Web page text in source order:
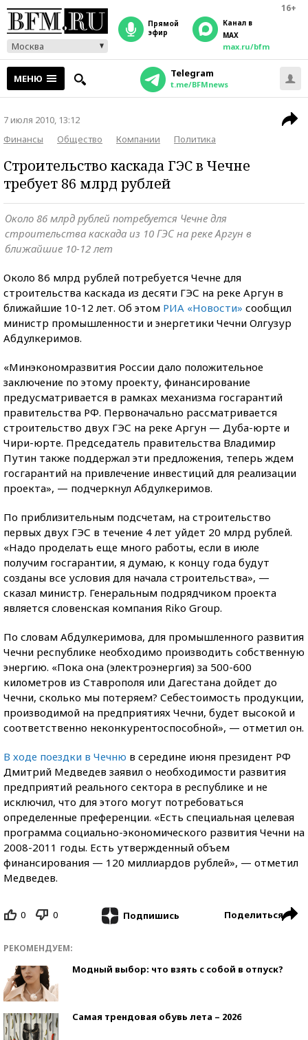
16+
Москва
прямой
эфир
Канал в
MAX
max.ru/bfm
МЕНЮ Telegram
t.me/BFMnews
7 июля 2010, 13:12
Финансы
Общество Компании Политика
Строительство каскада ГЭС в Чечне
требует 86 млрд рублей
Около 86 млрд рублей потребуется Чечне для
строительства каскада из 10 ГЭС на реке Аргун в
ближайшие 10-12 лет
Около 86 млрд рублей потребуется Чечне для
строительства каскада из десяти ГЭС на реке Аргун в
ближайшие 10-12 лет. Об этом РИА «Новости» сообщил
министр промышленности и энергетики Чечни Олгузур
Абдулкеримов.
«Минэкономразвития России дало положительное
заключение по этому проекту, финансирование
предусматривается в рамках механизма госгарантий
правительства РФ. Первоначально рассматривается
строительство двух ГЭС на реке Аргун — Дуба-юрте и
Чири-юрте. Председатель правительства Владимир
Путин также поддержал эти предложения, теперь ждем
госгарантий на привлечение инвестиций для реализации
проекта», — подчеркнул Абдулкеримов.
По приблизительным подсчетам, на строительство
первых двух ГЭС в течение 4 лет уйдет 20 млрд рублей.
«Надо проделать еще много работы, если в июле
получим госгарантии, я думаю, к концу года будут
созданы все условия для начала строительства», —
сказал министр. Генеральным подрядчиком проекта
является словенская компания Riko Group.
По словам Абдулкеримова, для промышленного развития
Чечни республике необходимо производить собственную
энергию. «Пока она (электроэнергия) за 500-600
километров из Ставрополя или Дагестана дойдет до
Чечни, сколько мы потеряем? Себестоимость продукции,
производимой на предприятиях Чечни, будет высокой и
соответственно неконкурентоспособной», — отметил он.
В ходе поездки в Чечню в середине июня президент РФ
Дмитрий Медведев заявил о необходимости развития
предприятий реального сектора в республике и не
исключил, что для этого могут потребоваться
определенные преференции. «Есть специальная целевая
программа социально-экономического развития Чечни на
2008-2011 годы. Есть утвержденный объем
финансирования — 120 миллиардов рублей», — отметил
Медведев.
0 0 Подпишись Поделиться
РЕКОМЕНДУЕМ:
Модный выбор: что взять с собой в отпуск?
Самая трендовая обувь лета – 2026